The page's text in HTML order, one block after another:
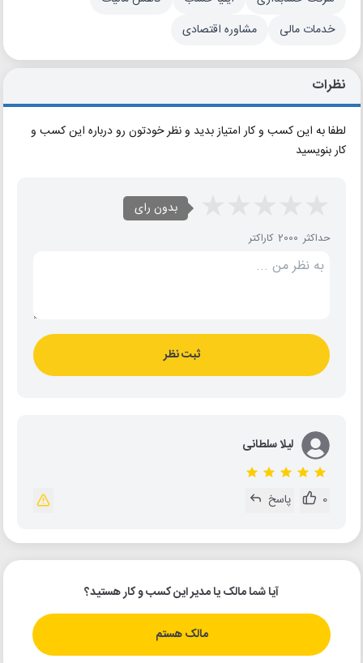
خدمات مالی
مشاوره اقتصادی
نظرات
لطفا به این کسب و کار امتیاز بدید و نظر خودتون رو درباره این کسب و
کار بنویسید
بدون رای
حداکثر 2000 کاراکتر
ثبت نظر
لیلا سلطانی
0 پاسخ
آیا شما مالک یا مدیر این کسب و کار هستید؟
مالک هستم